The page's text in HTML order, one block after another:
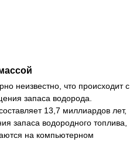
неизвестно, что происходит с
запаса водорода.
13,7 миллиардов лет,
запаса водородного топлива,
на компьютерном